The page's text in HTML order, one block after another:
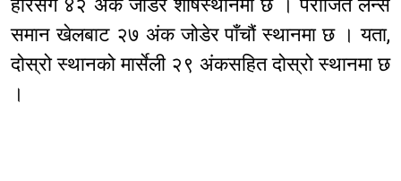
हारसँगै ४२ अंक जोडेर शीर्षस्थानमा छ । पराजित लेन्स
समान खेलबाट २७ अंक जोडेर पाँचौं स्थानमा छ । यता,
दोस्रो स्थानको मार्सेली २९ अंकसहित दोस्रो स्थानमा छ
।